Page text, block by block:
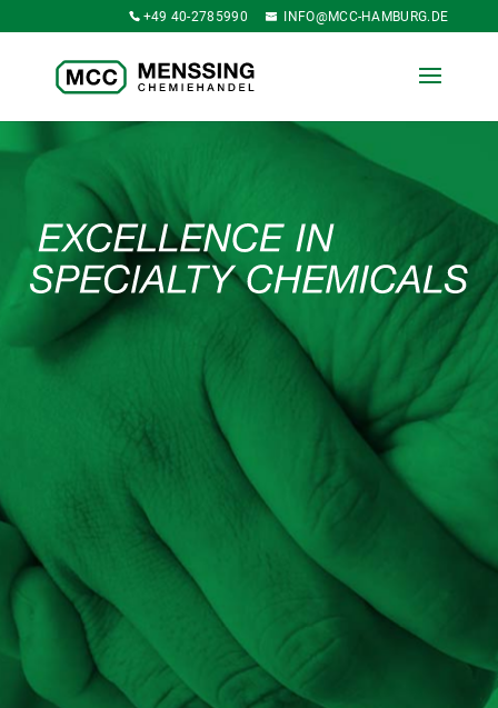
+49 40-2785990 INFO@MCC-HAMBURG.DE